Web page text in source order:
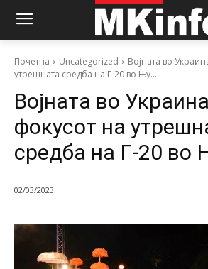
Почетна Uncategorized
Војната во
утрешната средба на Г-20 во Њу...
Војната во
фокусот на
средба на Г-20 во
02/03/2023